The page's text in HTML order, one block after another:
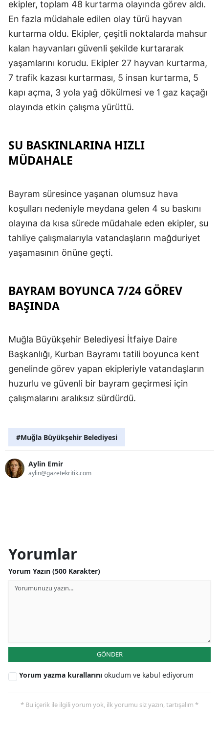
ekipler, toplam 48 kurtarma olayında görev aldı.
En fazla müdahale edilen olay türü hayvan
kurtarma oldu. Ekipler, çeşitli noktalarda mahsur
kalan hayvanları güvenli şekilde kurtararak
yaşamlarını korudu. Ekipler 27 hayvan kurtarma,
7 trafik kazası kurtarması, 5 insan kurtarma, 5
kapı açma, 3 yola yağ dökülmesi ve 1 gaz kaçağı
olayında etkin çalışma yürüttü.
SU BASKINLARINA HIZLI
MÜDAHALE
Bayram süresince yaşanan olumsuz hava
koşulları nedeniyle meydana gelen 4 su baskını
olayına da kısa sürede müdahale eden ekipler, su
tahliye çalışmalarıyla vatandaşların mağduriyet
yaşamasının önüne geçti.
BAYRAM BOYUNCA 7/24 GÖREV
BAŞINDA
Muğla Büyükşehir Belediyesi İtfaiye Daire
Başkanlığı, Kurban Bayramı tatili boyunca kent
genelinde görev yapan ekipleriyle vatandaşların
huzurlu ve güvenli bir bayram geçirmesi için
çalışmalarını aralıksız sürdürdü.
#Muğla Büyükşehir Belediyesi
Aylin Emir
aylin@gazetekritik.com
Yorumlar
Yorum Yazın (500 Karakter)
GÖNDER
Yorum yazma kurallarını okudum ve kabul ediyorum
* Bu içerik ile ilgili yorum yok, ilk yorumu siz yazın, tartışalım *